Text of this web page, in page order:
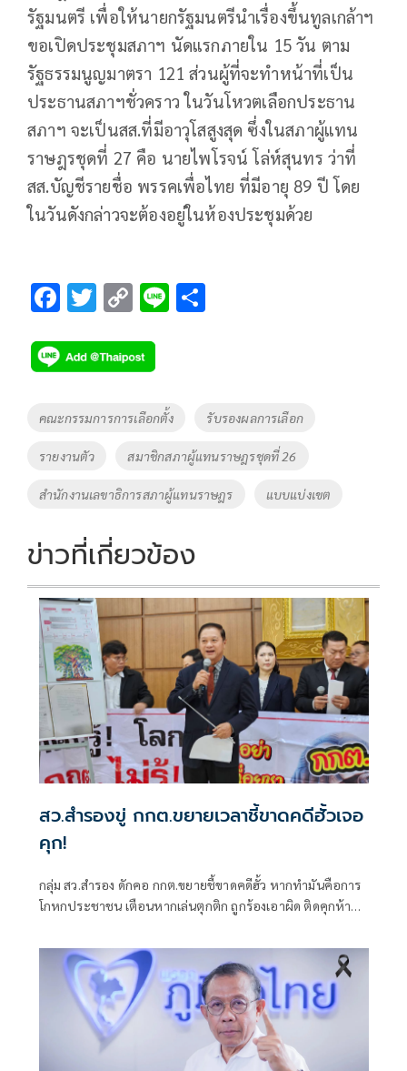
รัฐมนตรี เพื่อให้นายกรัฐมนตรีนำเรื่องขึ้นทูลเกล้าฯ
ขอเปิดประชุมสภาฯ นัดแรกภายใน 15 วัน ตาม
รัฐธรรมนูญมาตรา 121 ส่วนผู้ที่จะทำหน้าที่เป็น
ประธานสภาฯชั่วคราว ในวันโหวตเลือกประธาน
สภาฯ จะเป็นสส.ที่มีอาวุโสสูงสุด ซึ่งในสภาผู้แทน
ราษฎรชุดที่ 27 คือ นายไพโรจน์ โล่ห์สุนทร ว่าที่
สส.บัญชีรายชื่อ พรรคเพื่อไทย ที่มีอายุ 89 ปี โดย
ในวันดังกล่าวจะต้องอยู่ในห้องประชุมด้วย
F
e
b
o
k
T
tt
er
C
p
y
Li
n
k
Li
Tags
คณะกรรมการการเลือกตั้ง รับรองผลการเลือก
รายงานตัว สมาชิกสภาผู้แทนราษฎรชุดที่ 26
สำนักงานเลขาธิการสภาผู้แทนราษฎร แบบแบ่งเขต
ข่าวที่เกี่ยวข้อง
สว.สำรองขู่ กกต.ขยายเวลาชี้ขาดคดีฮั้วเจอ
คุก!
กลุ่ม สว.สำรอง ดักคอ กกต.ขยายชี้ขาดคดีฮั้ว หากทำมันคือการ
โกหกประชาชน เตือนหากเล่นตุกติก ถูกร้องเอาผิด ติดคุกห้าปี